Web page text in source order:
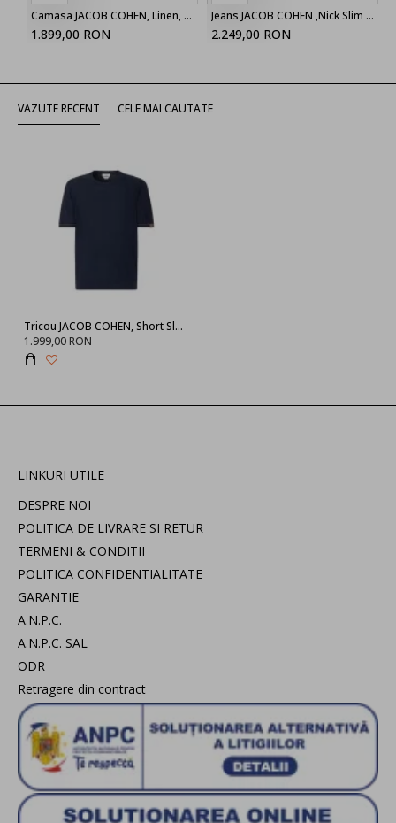
Camasa JACOB COHEN, Linen, Regular Fit, Classic, White
1.899,00 RON
Jeans JACOB COHEN ,Nick Slim 5 Pocket,Dark Grey Super Stretch Denim
2.249,00 RON
VAZUTE RECENT CELE MAI CAUTATE
Tricou JACOB COHEN, Short Sleeve Top Combed Cotton, Bleumarin
1.999,00 RON
LINKURI UTILE
DESPRE NOI
POLITICA DE LIVRARE SI RETUR
TERMENI & CONDITII
POLITICA CONFIDENTIALITATE
GARANTIE
A.N.P.C.
A.N.P.C. SAL
ODR
Retragere din contract